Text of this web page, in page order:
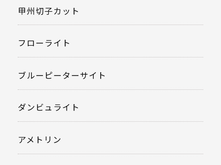
甲州切子カット
フローライト
ブルーピーターサイト
ダンビュライト
アメトリン